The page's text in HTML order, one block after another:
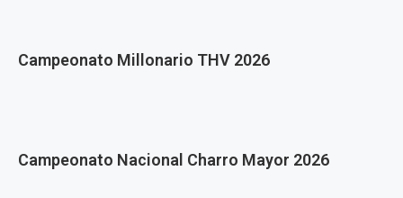
Campeonato Millonario THV 2026
Campeonato Nacional Charro Mayor 2026